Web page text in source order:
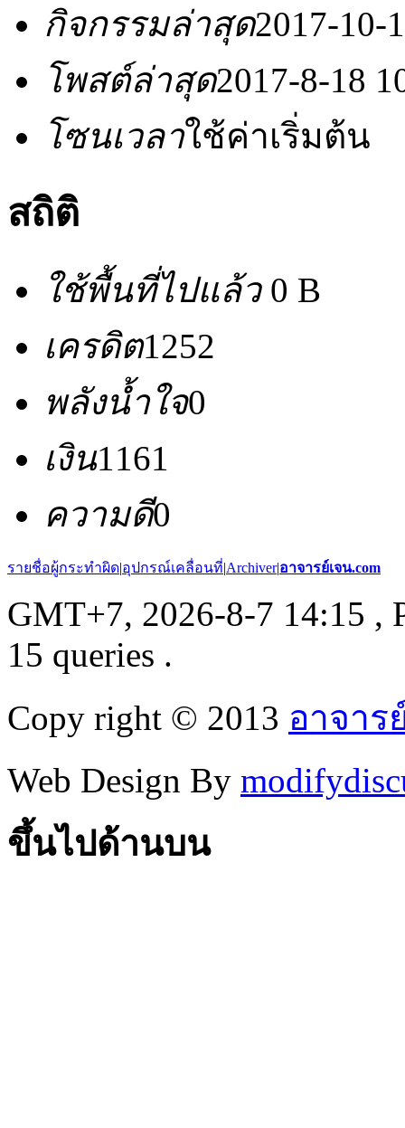
กิจกรรมล่าสุด2017-10-
โพสต์ล่าสุด2017-8-18
โซนเวลาใช้ค่าเริ่มต้น
สถิติ
ใช้พื้นที่ไปแล้ว0 B
เครดิต1252
พลังน้ำใจ0
เงิน1161
ความดี0
รายชื่อผู้กระทำผิด|อุปกรณ์เคลื่อนที่|Archiver|อาจารย์เจน.com
GMT+7, 2026-8-7 14:15 ,
15 queries .
Copy right © 2013 อาจาร
Web Design By
ขึ้นไปด้านบน